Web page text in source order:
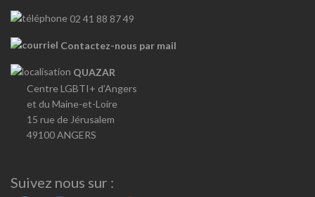
02 41 88 87 49
Contactez-nous par mail
QUAZAR
Centre LGBTI+ d’Angers
et du Maine-et-Loire
15 rue de Jérusalem
49100 ANGERS
Suivez nous sur :